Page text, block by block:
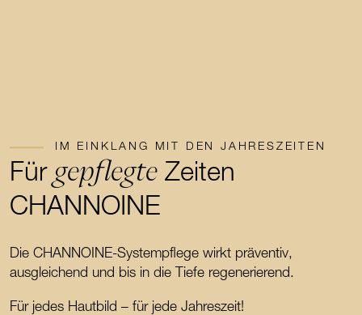
IM EINKLANG MIT DEN JAHRESZEITEN
Für gepflegte Zeiten
CHANNOINE
Die CHANNOINE-Systempflege wirkt präventiv,
ausgleichend und bis in die Tiefe regenerierend.
Für jedes Hautbild – für jede Jahreszeit!